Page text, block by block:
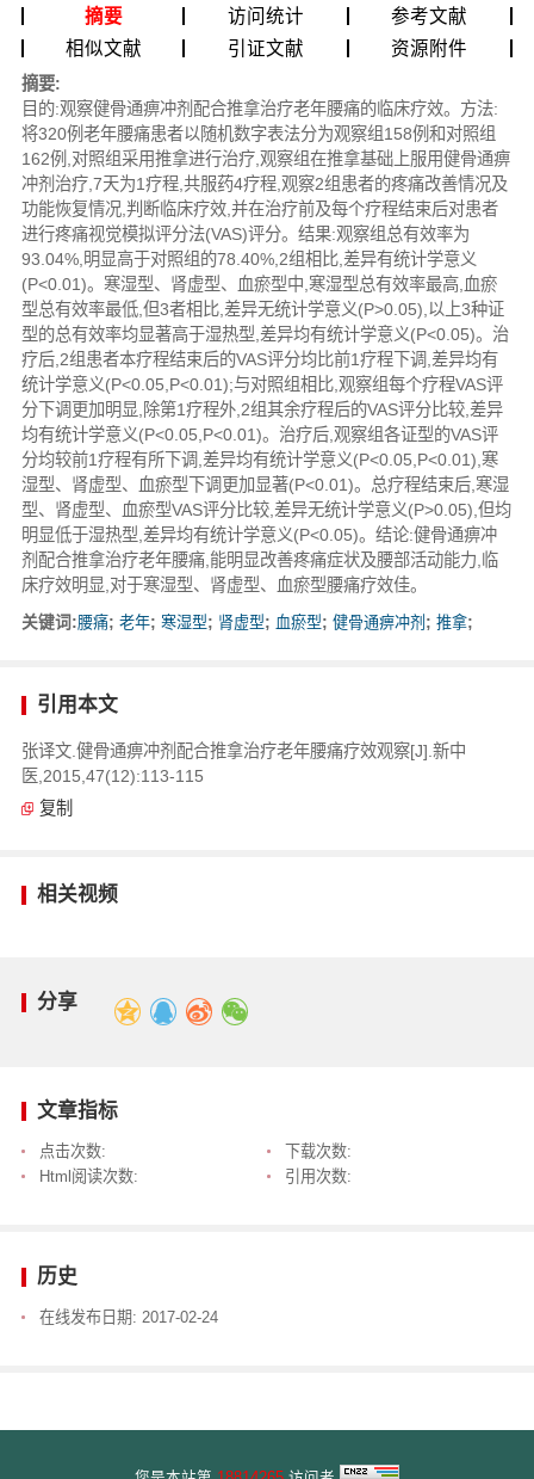
摘要 访问统计
参考文献
相似文献
引证文献 资源附件
摘要:
目的:观察健骨通痹冲剂配合推拿治疗老年腰痛的临床疗效。方法:
将320例老年腰痛患者以随机数字表法分为观察组158例和对照组
162例,对照组采用推拿进行治疗,观察组在推拿基础上服用健骨通痹
冲剂治疗,7天为1疗程,共服药4疗程,观察2组患者的疼痛改善情况及
功能恢复情况,判断临床疗效,并在治疗前及每个疗程结束后对患者
进行疼痛视觉模拟评分法(VAS)评分。结果:观察组总有效率为
93.04%,明显高于对照组的78.40%,2组相比,差异有统计学意义
(P<0.01)。寒湿型、肾虚型、血瘀型中,寒湿型总有效率最高,血瘀
型总有效率最低,但3者相比,差异无统计学意义(P>0.05),以上3种证
型的总有效率均显著高于湿热型,差异均有统计学意义(P<0.05)。治
疗后,2组患者本疗程结束后的VAS评分均比前1疗程下调,差异均有
统计学意义(P<0.05,P<0.01);与对照组相比,观察组每个疗程VAS评
分下调更加明显,除第1疗程外,2组其余疗程后的VAS评分比较,差异
均有统计学意义(P<0.05,P<0.01)。治疗后,观察组各证型的VAS评
分均较前1疗程有所下调,差异均有统计学意义(P<0.05,P<0.01),寒
湿型、肾虚型、血瘀型下调更加显著(P<0.01)。总疗程结束后,寒湿
型、肾虚型、血瘀型VAS评分比较,差异无统计学意义(P>0.05),但均
明显低于湿热型,差异均有统计学意义(P<0.05)。结论:健骨通痹冲
剂配合推拿治疗老年腰痛,能明显改善疼痛症状及腰部活动能力,临
床疗效明显,对于寒湿型、肾虚型、血瘀型腰痛疗效佳。
关键词:腰痛; 老年; 寒湿型; 肾虚型; 血瘀型; 健骨通痹冲剂 ; 推拿;
引用本文
张译文.健骨通痹冲剂配合推拿治疗老年腰痛疗效观察[J].新中
医,2015,47(12):113-115
复制
相关视频
分享
文章指标
点击次数:
下载次数:
Html阅读次数:
引用次数:
历史
在线发布日期: 2017-02-24